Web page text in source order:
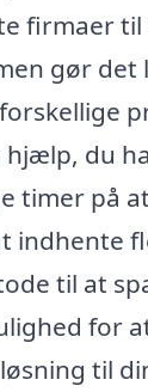
firmaer
gør det
hjælp, du
timer på
indhente
til at
for
til